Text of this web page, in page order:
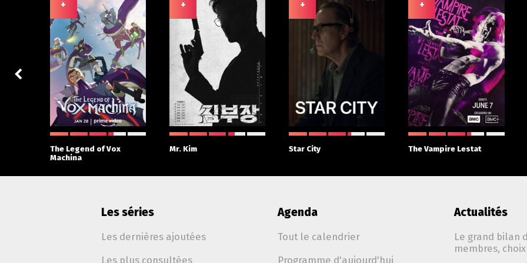
+
The Legend of Vox
Machina
+
Mr. Kim
+
Star City
+
The Vampire Lestat
Les séries
Les dernières ajoutées
Les plus consultées
Agenda
Tout le calendrier
Programme d'aujourd'hui
Actualités
Le grand bilan
membres,